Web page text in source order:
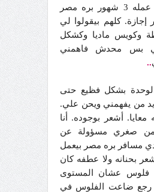
الخليج ظروف عمله 3 شهور بره مصر
كلهم بيقولوا لي
وكويس ماديا وكشكل
بس محدش فاهمني
..
الوحدة بشكل فظيع حتى
من يفهمني ويحن علي.
معايا. أشعر بوجوده. أنا
صغري مسؤولة عن
مسافر بره مصر بيعمل
بحنانه ولا عطفه كان
فلوس عشان المستوى
رجع ضاعت الفلوس في